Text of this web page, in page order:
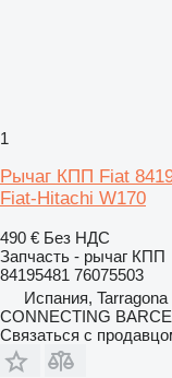
1
Рычаг КПП Fiat
Fiat-Hitachi W170
490 € Без НДС
Запчасть - рычаг КПП
84195481 76075503
Испания, Tarragona
CONNECTING
Связаться с